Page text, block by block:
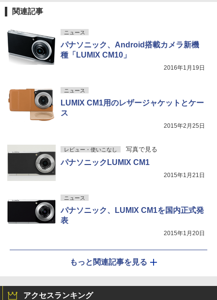
関連記事
ニュース
パナソニック、Android搭載カメラ新機
種「LUMIX CM10」
2016年1月19日
ニュース
LUMIX CM1用のレザージャケットとケー
ス
2015年2月25日
レビュー・使いこなし 写真で見る
パナソニックLUMIX CM1
2015年1月21日
ニュース
パナソニック、LUMIX CM1を国内正式発
表
2015年1月20日
もっと関連記事を見る
アクセスランキング